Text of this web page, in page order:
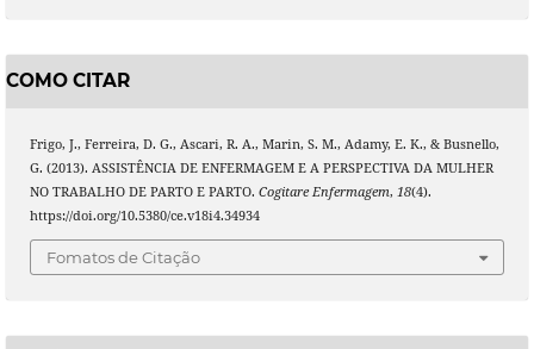
COMO CITAR
Frigo, J., Ferreira, D. G., Ascari, R. A., Marin, S. M., Adamy, E. K., & Busnello,
G. (2013). ASSISTÊNCIA DE ENFERMAGEM E A PERSPECTIVA DA MULHER
NO TRABALHO DE PARTO E PARTO. Cogitare Enfermagem, 18(4).
https://doi.org/10.5380/ce.v18i4.34934
Fomatos de Citação